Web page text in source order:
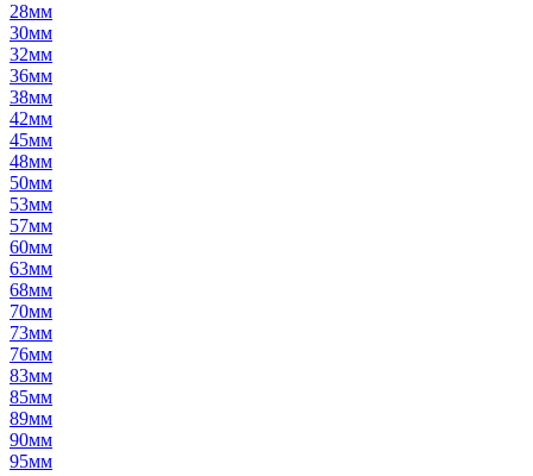
28мм
30мм
32мм
36мм
38мм
42мм
45мм
48мм
50мм
53мм
57мм
60мм
63мм
68мм
70мм
73мм
76мм
83мм
85мм
89мм
90мм
95мм